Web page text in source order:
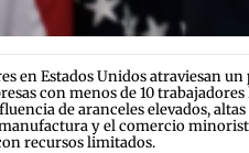
en Estados Unidos atraviesan
con menos de 10
de aranceles elevados,
y el comercio
recursos limitados.